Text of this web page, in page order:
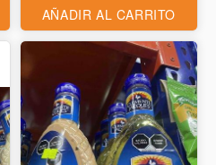
AÑADIR AL CARRITO